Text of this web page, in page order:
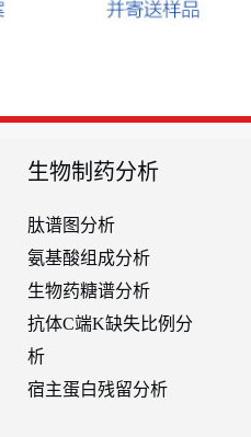
生物制药分析
肽谱图分析
氨基酸组成分析
生物药糖谱分析
抗体C端K缺失比例分
析
宿主蛋白残留分析